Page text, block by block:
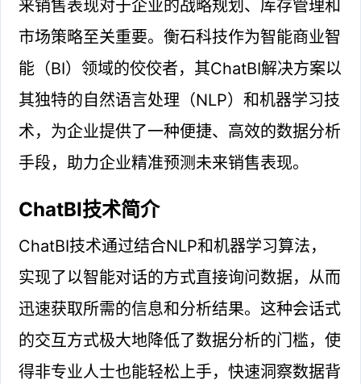
来销售表现对于企业的战略规划、库存管理和
市场策略至关重要。衡石科技作为智能商业智
能（BI）领域的佼佼者，其ChatBI解决方案以
其独特的自然语言处理（NLP）和机器学习技
术，为企业提供了一种便捷、高效的数据分析
手段，助力企业精准预测未来销售表现。
ChatBI技术简介
ChatBI技术通过结合NLP和机器学习算法，
实现了以智能对话的方式直接询问数据，从而
迅速获取所需的信息和分析结果。这种会话式
的交互方式极大地降低了数据分析的门槛，使
得非专业人士也能轻松上手，快速洞察数据背